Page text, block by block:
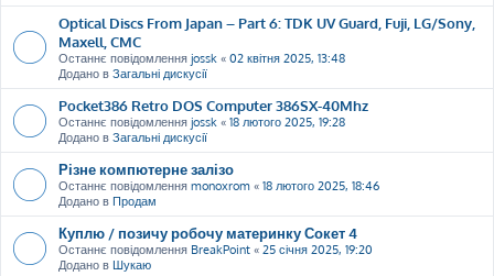
Optical Discs From Japan – Part 6: TDK UV Guard, Fuji, LG/Sony,
Maxell, CMC
Останнє повідомлення jossk « 02 квітня 2025, 13:48
Додано в Загальні дискусії
Pocket386 Retro DOS Computer 386SX-40Mhz
Останнє повідомлення jossk « 18 лютого 2025, 19:28
Додано в Загальні дискусії
Різне компютерне залізо
Останнє повідомлення monoxrom « 18 лютого 2025, 18:46
Додано в Продам
Куплю / позичу робочу материнку Сокет 4
Останнє повідомлення BreakPoint « 25 січня 2025, 19:20
Додано в Шукаю